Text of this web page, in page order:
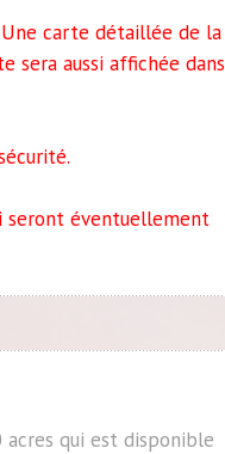
carte détaillée de la
sera aussi affichée dans
seront éventuellement
qui est disponible